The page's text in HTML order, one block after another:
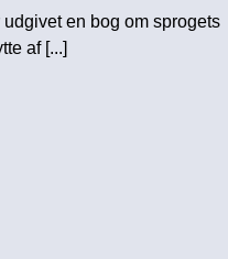
en bog om sprogets
af [...]